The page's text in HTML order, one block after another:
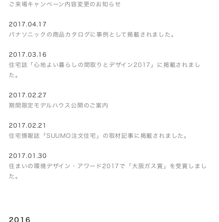
ご来場キャンペーン内容変更のお知らせ
2017.04.17
パナソニックの商品カタログに事例として掲載されました。
2017.03.16
住宅誌「心地よい暮らしの間取りとデザイン2017」に掲載されまし
た。
2017.02.27
期間限定モデルハウス公開のご案内
2017.02.21
住宅情報誌「SUUMO注文住宅」の取材記事に掲載されました。
2017.01.30
住まいの環境デザイン・アワード2017で「大阪ガス賞」を受賞しまし
た。
2016